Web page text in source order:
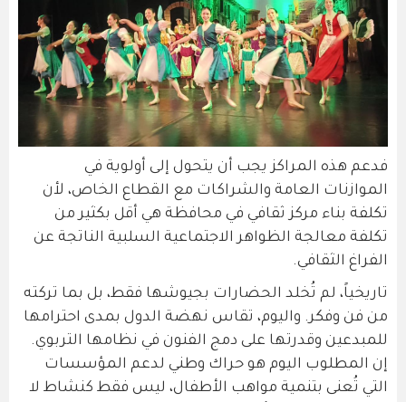
فدعم هذه المراكز يجب أن يتحول إلى أولوية في
الموازنات العامة والشراكات مع القطاع الخاص، لأن
تكلفة بناء مركز ثقافي في محافظة هي أقل بكثير من
تكلفة معالجة الظواهر الاجتماعية السلبية الناتجة عن
الفراغ الثقافي.
تاريخياً، لم تُخلد الحضارات بجيوشها فقط، بل بما تركته
من فن وفكر. واليوم، تقاس نهضة الدول بمدى احترامها
للمبدعين وقدرتها على دمج الفنون في نظامها التربوي.
إن المطلوب اليوم هو حراك وطني لدعم المؤسسات
التي تُعنى بتنمية مواهب الأطفال، ليس فقط كنشاط لا